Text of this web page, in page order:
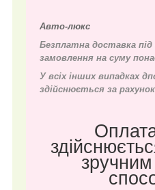
Авто-люкс
Безплатна доставка
замовлення на суму
У всіх інших випадках д
здійснюється за